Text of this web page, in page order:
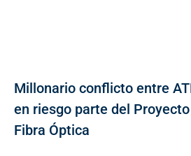
Millonario conflicto entre
en riesgo parte del
Fibra Óptica